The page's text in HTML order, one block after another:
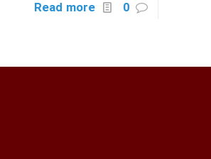
0
Read more